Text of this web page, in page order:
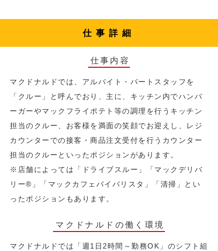
仕事詳細
仕事内容
マクドナルドでは、アルバイト・パートスタッフを
「クルー」と呼んでおり、主に、キッチン内でハンバ
ーガーやマックフライポテト等の調理を行うキッチン
担当のクルー、お客様を満面の笑顔でお迎えし、レジ
カウンターでの接客・商品注文受付を行うカウンター
担当のクルーといったポジションがあります。
※店舗によっては「ドライブスルー」「マックデリバ
リー®︎」「マックカフェバイバリスタ」「清掃」とい
ったポジションもあります。
マクドナルドの働く環境
マクドナルドでは「週1日2時間～勤務OK」のシフト組